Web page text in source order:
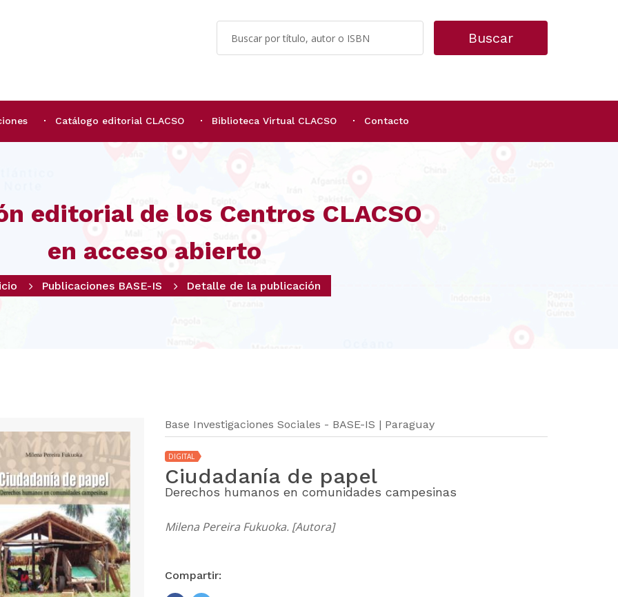
Buscar
Catálogo editorial CLACSO Biblioteca Virtual CLACSO Contacto
editorial de los Centros CLACSO
en acceso abierto
Publicaciones BASE-IS Detalle de la publicación
Base Investigaciones Sociales - BASE-IS | Paraguay
DIGITAL
Ciudadanía de papel
Derechos humanos en comunidades campesinas
Milena Pereira Fukuoka. [Autora]
Compartir: